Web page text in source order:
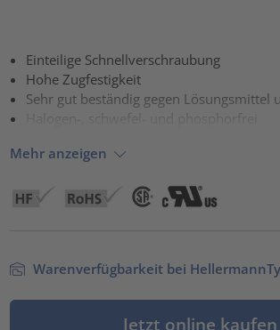
Einteilige Schnellverschraubung
Hohe Zugfestigkeit
Sehr gut beständig gegen Lösungsmittel
Halogen-, schwefel- und phosphorfrei
Mehr anzeigen
Warenverfügbarkeit bei
Jetzt online kaufen